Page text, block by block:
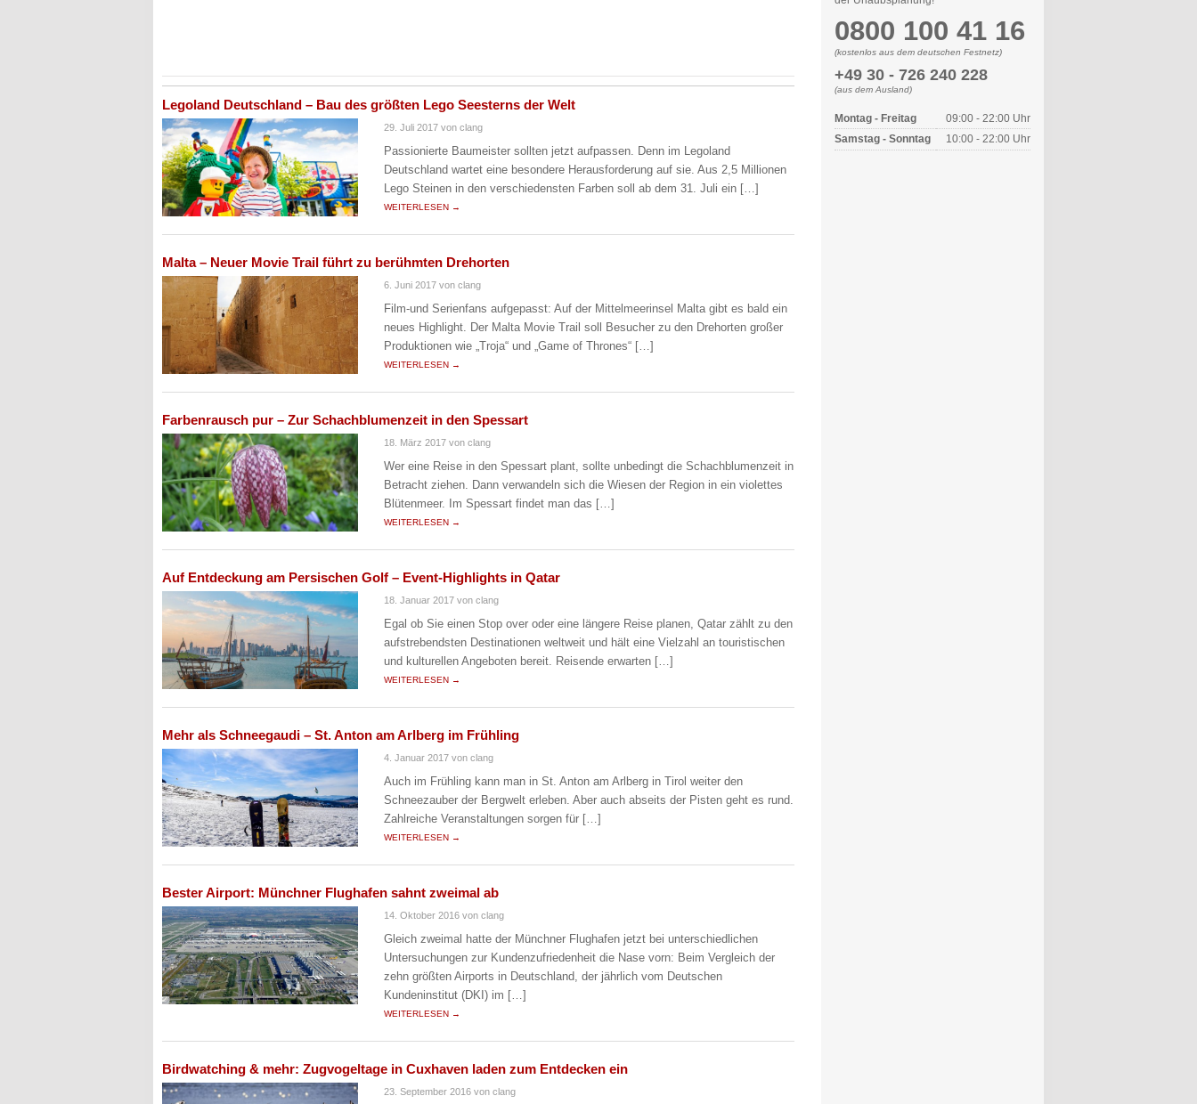
Legoland Deutschland – Bau des größten Lego Seesterns der Welt
29. Juli 2017 von clang
Passionierte Baumeister sollten jetzt aufpassen. Denn im Legoland
Deutschland wartet eine besondere Herausforderung auf sie. Aus 2,5 Millionen
Lego Steinen in den verschiedensten Farben soll ab dem 31. Juli ein […]
WEITERLESEN →
Malta – Neuer Movie Trail führt zu berühmten Drehorten
6. Juni 2017 von clang
Film-und Serienfans aufgepasst: Auf der Mittelmeerinsel Malta gibt es bald ein
neues Highlight. Der Malta Movie Trail soll Besucher zu den Drehorten großer
Produktionen wie „Troja“ und „Game of Thrones“ […]
WEITERLESEN →
Farbenrausch pur – Zur Schachblumenzeit in den Spessart
18. März 2017 von clang
Wer eine Reise in den Spessart plant, sollte unbedingt die Schachblumenzeit in
Betracht ziehen. Dann verwandeln sich die Wiesen der Region in ein violettes
Blütenmeer. Im Spessart findet man das […]
WEITERLESEN →
Auf Entdeckung am Persischen Golf – Event-Highlights in Qatar
18. Januar 2017 von clang
Egal ob Sie einen Stop over oder eine längere Reise planen, Qatar zählt zu den
aufstrebendsten Destinationen weltweit und hält eine Vielzahl an touristischen
und kulturellen Angeboten bereit. Reisende erwarten […]
WEITERLESEN →
Mehr als Schneegaudi – St. Anton am Arlberg im Frühling
4. Januar 2017 von clang
Auch im Frühling kann man in St. Anton am Arlberg in Tirol weiter den
Schneezauber der Bergwelt erleben. Aber auch abseits der Pisten geht es rund.
Zahlreiche Veranstaltungen sorgen für […]
WEITERLESEN →
Bester Airport: Münchner Flughafen sahnt zweimal ab
14. Oktober 2016 von clang
Gleich zweimal hatte der Münchner Flughafen jetzt bei unterschiedlichen
Untersuchungen zur Kundenzufriedenheit die Nase vorn: Beim Vergleich der
zehn größten Airports in Deutschland, der jährlich vom Deutschen
Kundeninstitut (DKI) im […]
WEITERLESEN →
Birdwatching & mehr: Zugvogeltage in Cuxhaven laden zum Entdecken ein
23. September 2016 von clang
0800 100 41 16
(kostenlos aus dem deutschen Festnetz)
+49 30 - 726 240 228
(aus dem Ausland)
Montag - Freitag
09:00 - 22:00 Uhr
Samstag - Sonntag
10:00 - 22:00 Uhr